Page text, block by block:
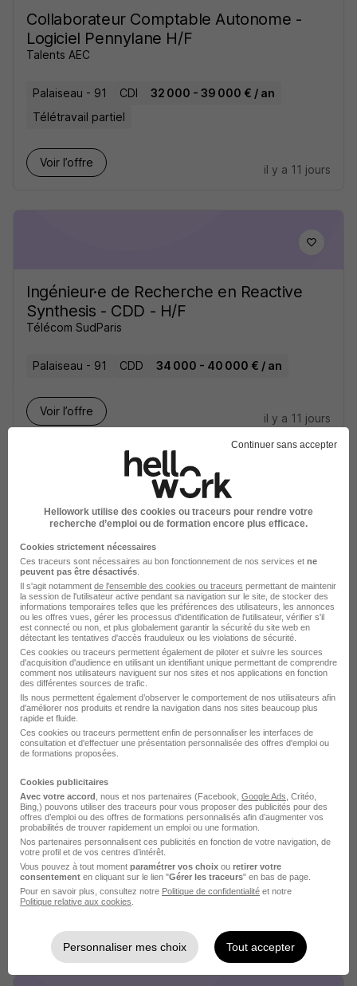
Collaborateur Comptable Autonome -
Logiciel Pennylane H/F
Talents AEC
Palaiseau - 91 CDI
32 000 - 39 000 € / an
Télétravail partiel
Voir l’offre
il y a 11 jours
Ingénieur·e de Recherche en Reactive
Synthesis - CDD - H/F
Télécom SudParis
Palaiseau - 91 CDD 34 000 - 40 000 € / an
Voir l’offre
il y a 11 jours
Gestionnaire Scolarité Masters - CDD
- H/F
Télécom SudParis
Palaiseau - 91 CDD 25 000 - 35 000 € / an
Voir l’offre
il y a 10 jours
Post-Doctorante ou Post-Doctorant
en Synthèse Sonore Émotionnelle -
CDD H/F
Télécom Paris
Palaiseau - 91 CDD
il y a 15 jours
Continuer sans accepter
Hellowork utilise des cookies ou traceurs pour rendre votre
recherche d’emploi ou de formation encore plus efficace.
Cookies strictement nécessaires
Ces traceurs sont nécessaires au bon fonctionnement de nos services et ne
peuvent pas être désactivés
Il s'agit notamment de l'ensemble des cookies ou traceurs permettant de maintenir
la session de l'utilisateur active pendant sa navigation sur le site, de stocker des
informations temporaires telles que les préférences des utilisateurs, les annonces
ou les offres vues, gérer les processus d'identification de l'utilisateur, vérifier s'il
est connecté ou non, et plus globalement garantir la sécurité du site web en
détectant les tentatives d'accès frauduleux ou les violations de sécurité.
Ces cookies ou traceurs permettent également de piloter et suivre les sources
d'acquisition d'audience en utilisant un identifiant unique permettant de comprendre
comment nos utilisateurs naviguent sur nos sites et nos applications en fonction
des différentes sources de trafic.
Ils nous permettent également d’observer le comportement de nos utilisateurs afin
d'améliorer nos produits et rendre la navigation dans nos sites beaucoup plus
rapide et fluide.
Ces cookies ou traceurs permettent enfin de personnaliser les interfaces de
consultation et d'effectuer une présentation personnalisée des offres d'emploi ou
de formations proposées.
Cookies publicitaires
Avec votre accord , nous et nos partenaires (Facebook, Google Ads , Critéo,
Bing,) pouvons utiliser des traceurs pour vous proposer des publicités pour des
offres d’emploi ou des offres de formations personnalisés afin d’augmenter vos
probabilités de trouver rapidement un emploi ou une formation.
Nos partenaires personnalisent ces publicités en fonction de votre navigation, de
votre profil et de vos centres d’intérêt.
Vous pouvez à tout moment paramétrer vos choix ou retirer votre
consentement en cliquant sur le lien "Gérer les traceurs" en bas de page.
Pour en savoir plus, consultez notre Politique de confidentialité et notre
Politique relative aux cookies
Personnaliser mes choix Tout accepter